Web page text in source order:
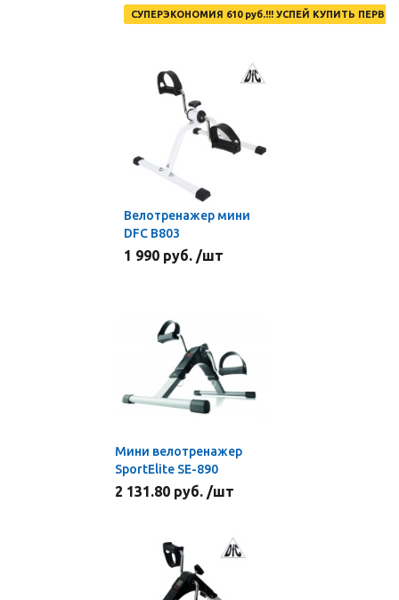
СУПЕРЭКОНОМИЯ 610 руб.!!! УСПЕЙ КУПИТЬ
Велотренажер мини
DFC B803
1 990 руб. /шт
Мини велотренажер
SportElite SE-890
2 131.80 руб. /шт